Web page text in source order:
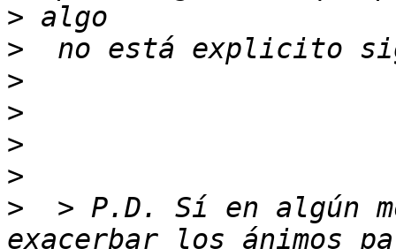
>
>
>
>
>
>
>
> P.D. Sí en algún